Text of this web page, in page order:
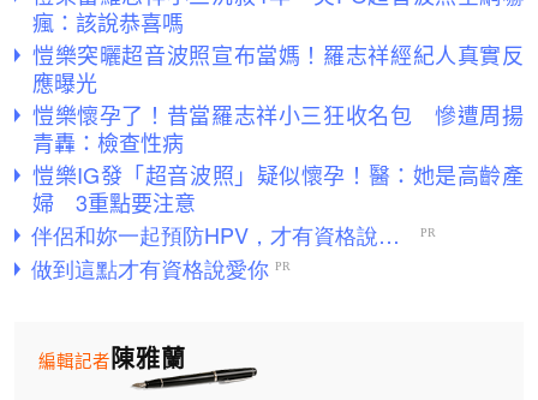
瘋：該說恭喜嗎
愷樂突曬超音波照宣布當媽！羅志祥經紀人真實反
應曝光
愷樂懷孕了！昔當羅志祥小三狂收名包 慘遭周揚
青轟：檢查性病
愷樂IG發「超音波照」疑似懷孕！醫：她是高齡產
婦 3重點要注意
陳雅蘭
編輯記者